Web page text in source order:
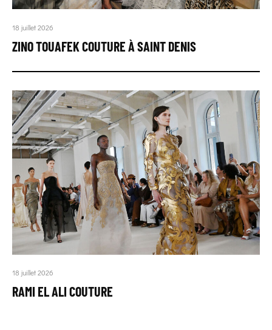
18 juillet 2026
ZINO TOUAFEK COUTURE À SAINT DENIS
18 juillet 2026
RAMI EL ALI COUTURE